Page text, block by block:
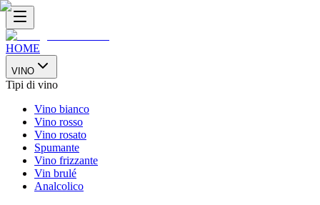
HOME
VINO
Tipi di vino
Vino bianco
Vino rosso
Vino rosato
Spumante
Vino frizzante
Vin brulé
Analcolico